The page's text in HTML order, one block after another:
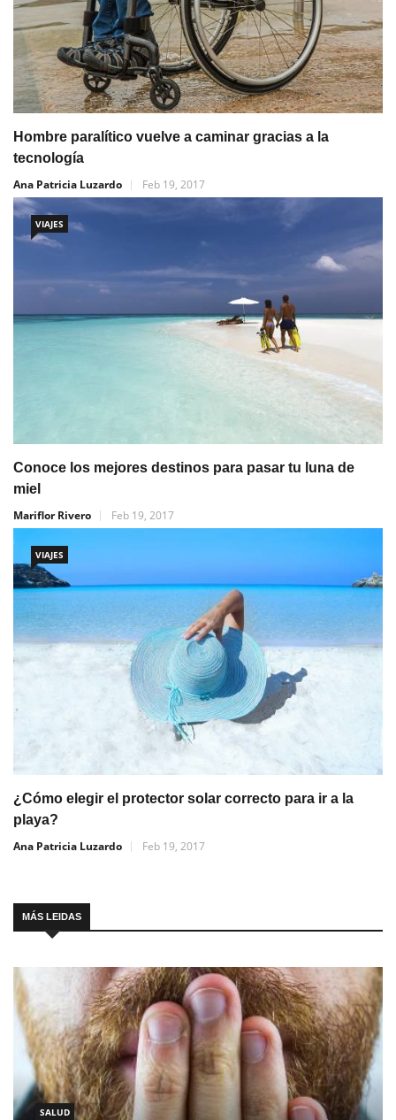
Hombre paralítico vuelve a caminar gracias a la
tecnología
Ana Patricia Luzardo
Feb 19, 2017
VIAJES
Conoce los mejores destinos para pasar tu luna de
miel
Mariflor Rivero
Feb 19, 2017
VIAJES
¿Cómo elegir el protector solar correcto para ir a la
playa?
Ana Patricia Luzardo
Feb 19, 2017
MÁS LEIDAS
SALUD